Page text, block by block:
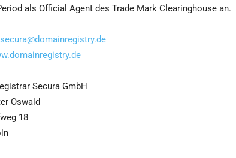
als Official Agent des Trade Mark Clearinghouse an.
secura@domainregistry.de
Secura GmbH
Oswald
18